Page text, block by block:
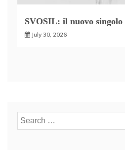
SVOSIL: il nuovo singolo
July 30, 2026
Search
for: